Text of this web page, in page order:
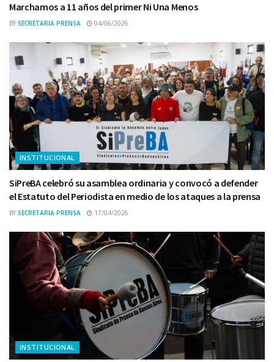
Marchamos a 11 años del primer Ni Una Menos
BY SECRETARIA PRENSA 04/06/2026
INSTITUCIONAL
SiPreBA celebró su asamblea ordinaria y convocó a defender
el Estatuto del Periodista en medio de los ataques a la prensa
BY SECRETARIA PRENSA 17/04/2026
INSTITUCIONAL